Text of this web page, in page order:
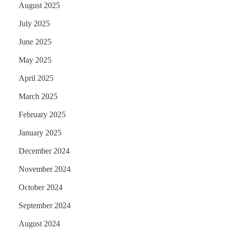
August 2025
July 2025
June 2025
May 2025
April 2025
March 2025
February 2025
January 2025
December 2024
November 2024
October 2024
September 2024
August 2024